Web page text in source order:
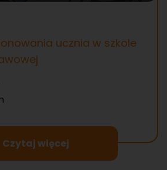
ucznia w szkole
Czytaj więcej